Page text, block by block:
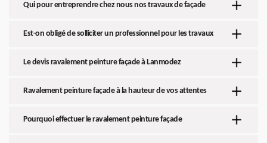
Qui pour entreprendre chez nous nos travaux de façade
Est-on obligé de solliciter un professionnel pour les travaux
Le devis ravalement peinture façade à Lanmodez
Ravalement peinture façade à la hauteur de vos attentes
Pourquoi effectuer le ravalement peinture façade